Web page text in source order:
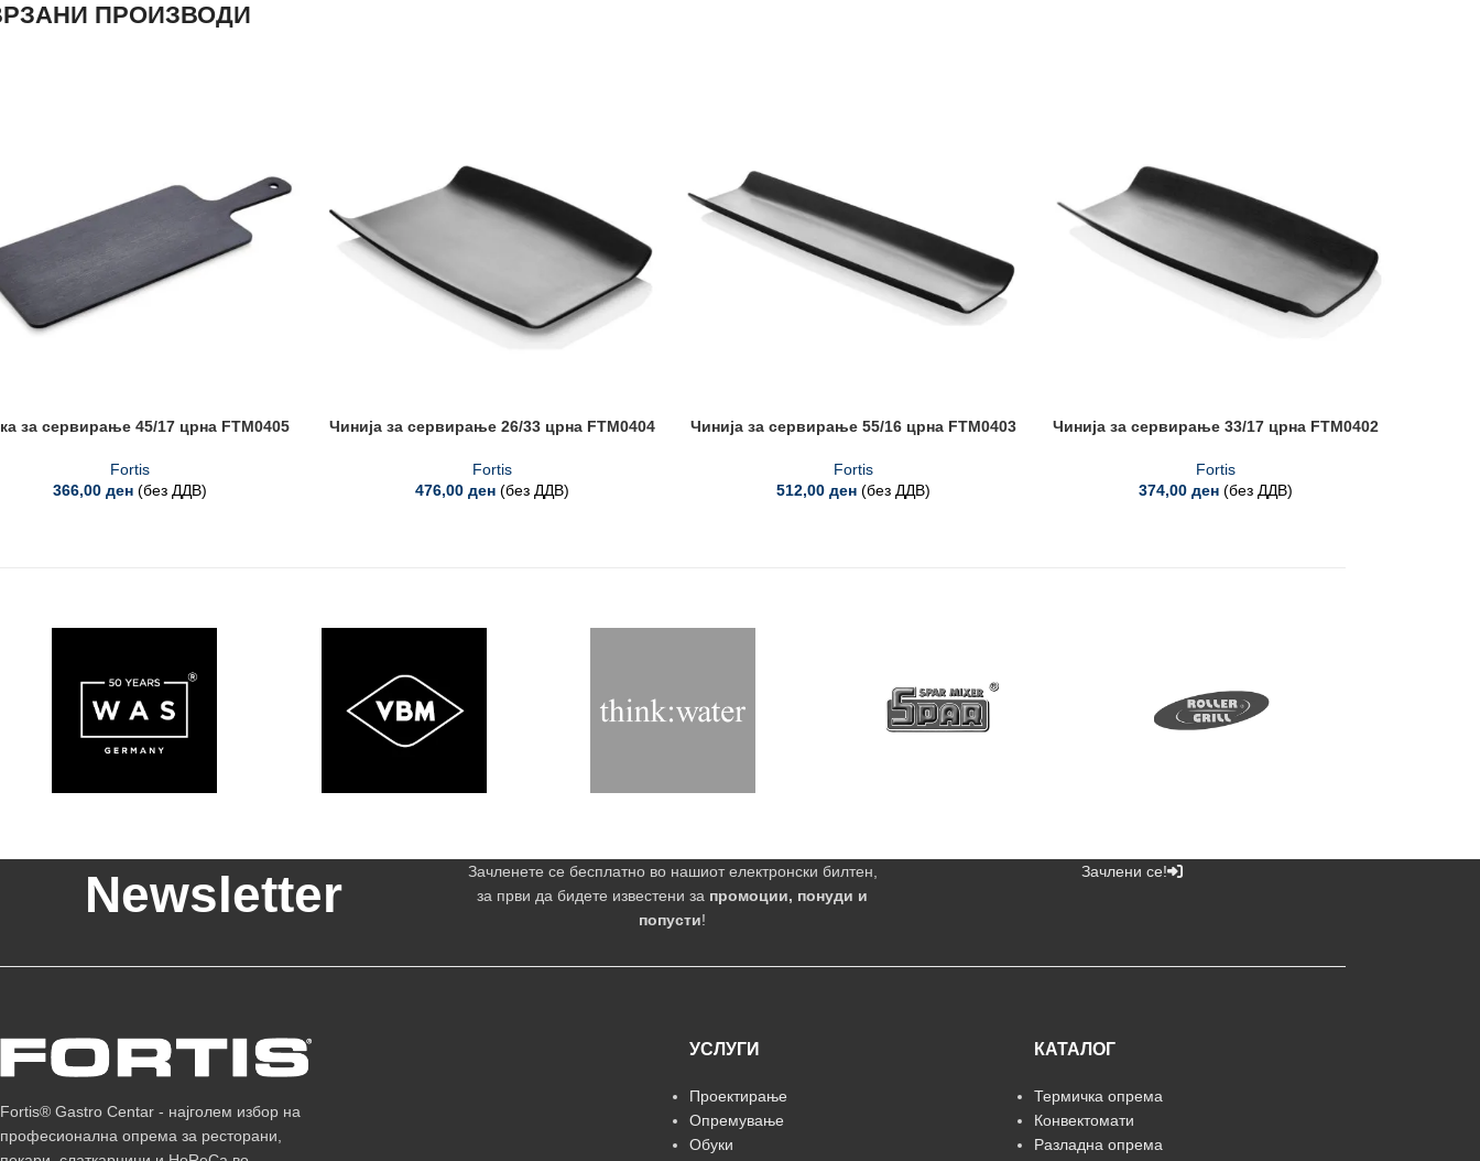
ПРОИЗВОДИ
за сервирање 45/17 црна FTM0405
Fortis
366,00ден (без ДДВ)
Чинија за сервирање 26/33 црна FTM0404
Fortis
476,00 ден (без ДДВ)
Чинија за сервирање 55/16 црна FTM0403
Fortis
512,00ден (без ДДВ)
Чинија за сервирање 33/17 црна FTM0402
Fortis
374,00 ден (без ДДВ)
Newsletter
Зачленете се бесплатно во нашиот електронски билтен,
за први да бидете известени за промоции, понуди и
попусти!
Зачлени се!
Fortis® Gastro Centar - најголем избор на
професионална опрема за ресторани,
УСЛУГИ
Проектирање
Опремување
Обуки
КАТАЛОГ
Термичка опрема
Конвектомати
Разладна опрема